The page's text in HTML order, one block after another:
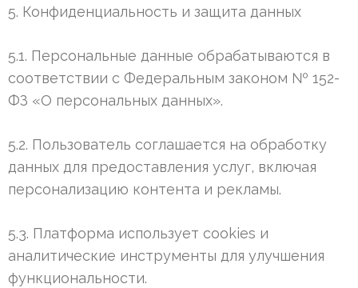
5. Конфиденциальность и защита данных
5.1. Персональные данные обрабатываются в
соответствии с Федеральным законом № 152-
ФЗ «О персональных данных».
5.2. Пользователь соглашается на обработку
данных для предоставления услуг, включая
персонализацию контента и рекламы.
5.3. Платформа использует cookies и
аналитические инструменты для улучшения
функциональности.